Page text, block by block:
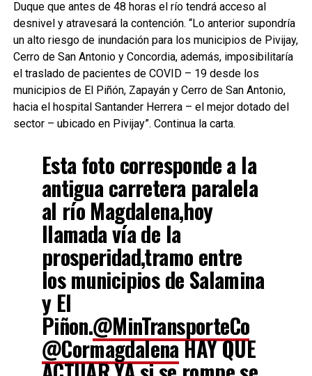
Duque que antes de 48 horas el río tendrá acceso al
desnivel y atravesará la contención. “Lo anterior supondría
un alto riesgo de inundación para los municipios de Pivijay,
Cerro de San Antonio y Concordia, además, imposibilitaría
el traslado de pacientes de COVID – 19 desde los
municipios de El Piñón, Zapayán y Cerro de San Antonio,
hacia el hospital Santander Herrera – el mejor dotado del
sector – ubicado en Pivijay”. Continua la carta.
Esta foto corresponde a la
antigua carretera paralela
al río Magdalena,hoy
llamada vía de la
prosperidad,tramo entre
los municipios de Salamina
y El
Piñon.@MinTransporteCo
@CormagdalenaHAY QUE